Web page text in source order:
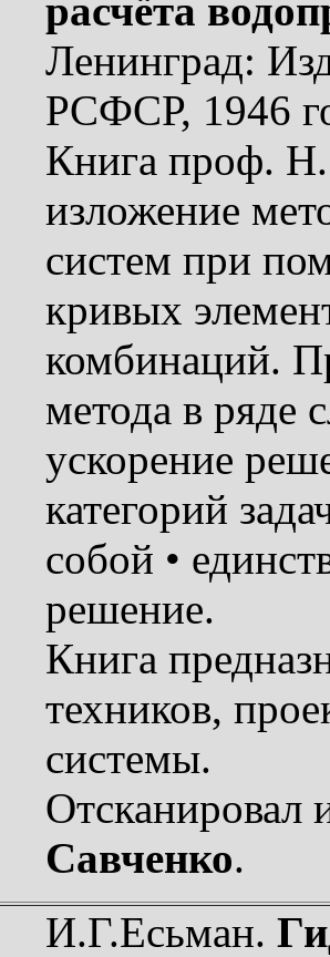
расчёта
Ленинград:
РСФСР, 1946
Книга проф.
изложение
систем при
кривых
комбинаций.
метода в ряде
ускорение
категорий
собой •
решение.
Книга
техников,
системы.
Отсканировал
Савченко.
И.Г.Есьман.